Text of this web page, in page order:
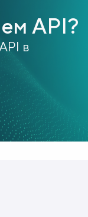
API?
в